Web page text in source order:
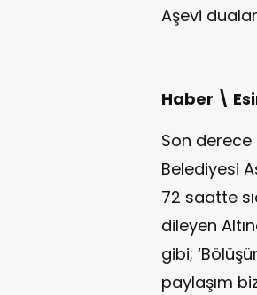
Aşevi
Haber \
Son
Belediyesi
72 saatte
dileyen
gibi;
paylaşım